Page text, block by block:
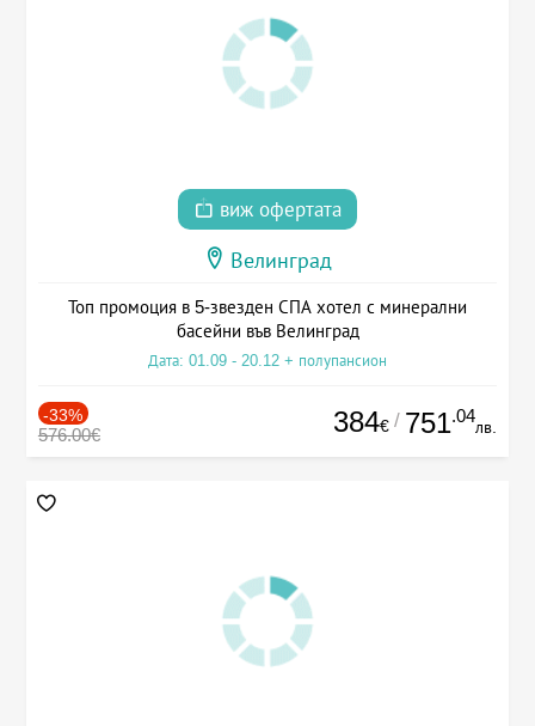
виж офертата
Велинград
Топ промоция в 5-звезден СПА хотел с минерални
басейни във Велинград
Дата: 01.09 - 20.12 + полупансион
-33%
576.00€ 384€ / 751.04
лв.